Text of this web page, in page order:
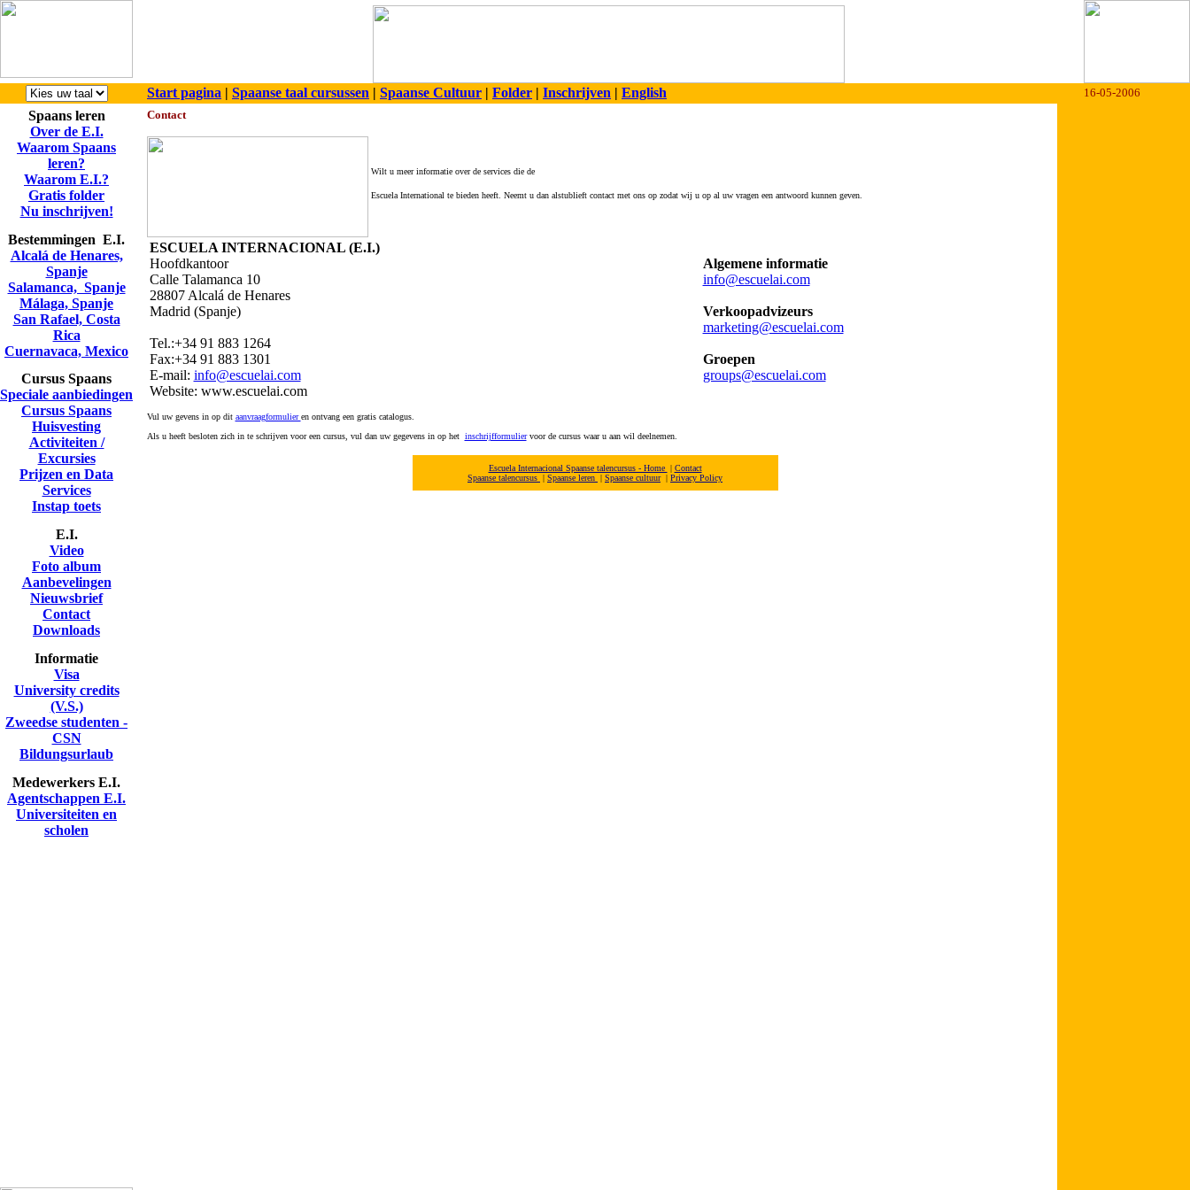
Start pagina | Spaanse taal cursussen | Spaanse Cultuur | Folder | Inschrijven | English 16-05-2006
Spaans leren
Over de E.I.
Waarom Spaans
leren?
Waarom E.I.?
Gratis folder
Nu inschrijven!
Bestemmingen E.I.
Alcalá de Henares,
Spanje
Salamanca, Spanje
Málaga, Spanje
San Rafael, Costa
Rica
Cuernavaca, Mexico
Cursus Spaans
Speciale aanbiedingen
Cursus Spaans
Huisvesting
Activiteiten /
Excursies
Prijzen en Data
Services
Instap toets
E.I.
Video
Foto album
Aanbevelingen
Nieuwsbrief
Contact
Downloads
Informatie
Visa
University credits
(V.S.)
Zweedse studenten -
CSN
Bildungsurlaub
Medewerkers E.I.
Agentschappen E.I.
Universiteiten en
scholen
Contact
Wilt u meer informatie over de services die de
Escuela International te bieden heeft. Neemt u dan alstublieft contact met ons op zodat wij u op al uw vragen een antwoord kunnen geven.
ESCUELA INTERNACIONAL (E.I.)
Hoofdkantoor
Calle Talamanca 10
28807 Alcalá de Henares
Madrid (Spanje)
Tel.:+34 91 883 1264
Fax:+34 91 883 1301
E-mail: info@escuelai.com
Website: www.escuelai.com
Algemene informatie
info@escuelai.com
Verkoopadvizeurs
marketing@escuelai.com
Groepen
groups@escuelai.com
Vul uw gevens in op dit aanvraagformulieren ontvang een gratis catalogus.
Als u heeft besloten zich in te schrijven voor een cursus, vul dan uw gegevens in op het inschrijfformuliervoor de cursus waar u aan wil deelnemen.
Escuela Internacional Spaanse talencursus - Home | Contact
Spaanse talencursus | Spaanse leren | Spaanse cultuur| Privacy Policy